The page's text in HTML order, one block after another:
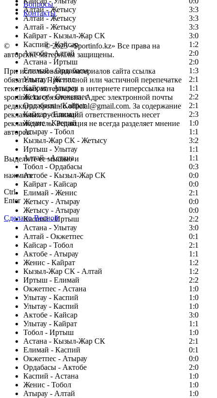
Алтай - Жетысу
3:3
Алтай - Жетысу
3:3
Алтай - Жетысу
3:3
Кайрат - Кызыл-Жар СК
3:0
Каспий - Кайсар
1:2
Актобе - Алтай
2:0
Астана - Иртыш
2:0
Елимай - Ордабасы
1:3
Улытау - Женис
2:1
Кайрат - Атырау
1:1
Жетысу - Окжетпес
2:2
Ордабасы - Кайрат
2:1
Кайсар - Елимай
2:3
Женис - Каспий
1:0
Атырау - Тобол
1:1
Кызыл-Жар СК - Жетысу
3:2
Иртыш - Улытау
1:1
Алтай - Астана
1:1
Тобол - Ордабасы
0:3
Актобе - Кызыл-Жар СК
0:0
Кайрат - Кайсар
0:0
Елимай - Женис
2:1
Жетысу - Атырау
0:0
Жетысу - Атырау
0:0
Каспий - Иртыш
2:2
Астана - Улытау
3:0
Алтай - Окжетпес
0:1
Кайсар - Тобол
2:1
Актобе - Атырау
1:1
Женис - Кайрат
1:2
Кызыл-Жар СК - Алтай
1:2
Иртыш - Елимай
2:2
Окжетпес - Астана
1:0
Улытау - Каспий
1:0
Улытау - Каспий
1:0
Актобе - Кайсар
3:0
Улытау - Кайрат
1:1
Тобол - Иртыш
1:0
Астана - Кызыл-Жар СК
2:1
Елимай - Каспий
0:1
Окжетпес - Атырау
0:0
Ордабасы - Актобе
2:0
Каспий - Астана
1:0
Женис - Тобол
1:0
Атырау - Алтай
1:0
Вопросы
Контакты
© Copyright© 2025 «Sportinfo.kz» Все права на
авторские материалы защищены.
При использовании материалов сайта ссылка
обязательна. При полной или частичной перепечатке
текстовых материалов в интернете гиперссылка на
sportinfo.kz обязательна. Адрес электронной почты
редакции: sportinfo.official@gmail.com. За содержание
рекламных публикаций ответственность несет
рекламодатель. Редакция не всегда разделяет мнение
авторов.
Заметили ошибку в тексте?
Выделите ее мышью и
нажмите
Ctrl
Enter
Сделано Весной